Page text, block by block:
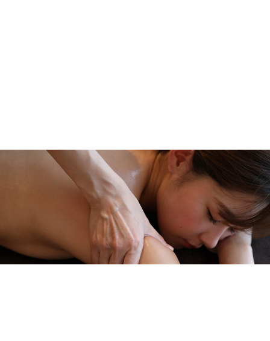
メニューを詳しく見る >